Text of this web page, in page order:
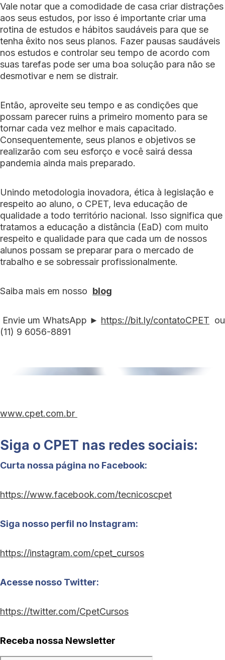
Vale notar que a comodidade de casa criar distrações
aos seus estudos, por isso é importante criar uma
rotina de estudos e hábitos saudáveis para que se
tenha êxito nos seus planos. Fazer pausas saudáveis
nos estudos e controlar seu tempo de acordo com
suas tarefas pode ser uma boa solução para não se
desmotivar e nem se distrair.
Então, aproveite seu tempo e as condições que
possam parecer ruins a primeiro momento para se
tornar cada vez melhor e mais capacitado.
Consequentemente, seus planos e objetivos se
realizarão com seu esforço e você sairá dessa
pandemia ainda mais preparado.
Unindo metodologia inovadora, ética à legislação e
respeito ao aluno, o CPET, leva educação de
qualidade a todo território nacional. Isso significa que
tratamos a educação a distância (EaD) com muito
respeito e qualidade para que cada um de nossos
alunos possam se preparar para o mercado de
trabalho e se sobressair profissionalmente.
Saiba mais em nosso blog
Envie um WhatsApp ► https://bit.ly/contatoCPET ou
(11) 9 6056-8891
www.cpet.com.br
Siga o CPET nas redes sociais:
Curta nossa página no Facebook:
https://www.facebook.com/tecnicoscpet
Siga nosso perfil no Instagram:
https://instagram.com/cpet_cursos
Acesse nosso Twitter:
https://twitter.com/CpetCursos
Receba nossa Newsletter